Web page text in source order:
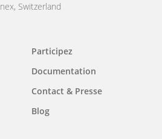
Switzerland
Participez
Documentation
Contact & Presse
Blog